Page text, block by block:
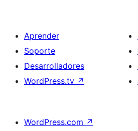
Aprender
Soporte
Desarrolladores
WordPress.tv ↗
WordPress.com ↗